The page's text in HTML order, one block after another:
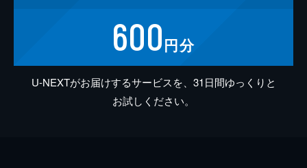
600円分
U-NEXTがお届けするサービスを、31日間ゆっくりと
お試しください。